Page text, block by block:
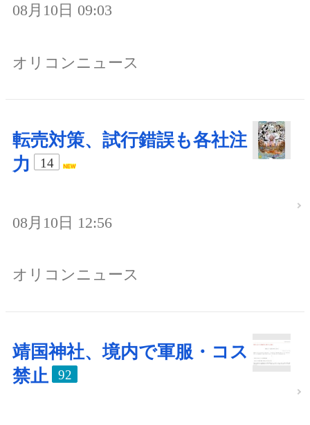
08月10日 09:03
オリコンニュース
転売対策、試行錯誤も各社注
力
14
08月10日 12:56
オリコンニュース
靖国神社、境内で軍服・コス
禁止
92